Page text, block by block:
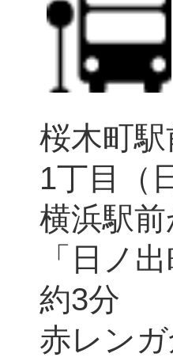
桜木町
1丁目（
横浜駅
「日ノ
約3分
赤レン